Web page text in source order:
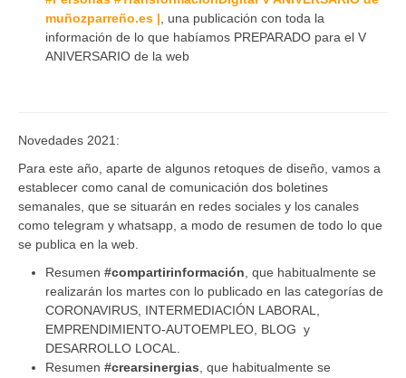
muñozparreño.es |, una publicación con toda la
información de lo que habíamos PREPARADO para el V
ANIVERSARIO de la web
Novedades 2021:
Para este año, aparte de algunos retoques de diseño, vamos a
establecer como canal de comunicación dos boletines
semanales, que se situarán en redes sociales y los canales
como telegram y whatsapp, a modo de resumen de todo lo que
se publica en la web.
Resumen #compartirinformación, que habitualmente se
realizarán los martes con lo publicado en las categorías de
CORONAVIRUS, INTERMEDIACIÓN LABORAL,
EMPRENDIMIENTO-AUTOEMPLEO, BLOG y
DESARROLLO LOCAL.
Resumen #crearsinergias, que habitualmente se